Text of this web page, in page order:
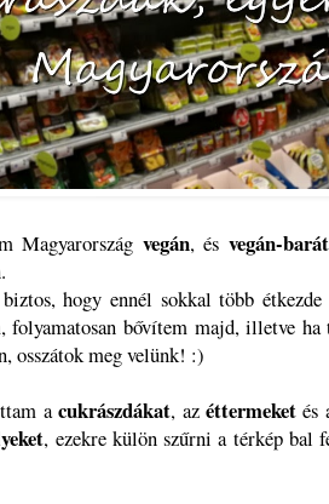
Magyarország vegán, és vegán-
biztos, hogy ennél sokkal több
folyamatosan bővítem majd, illetve
osszátok meg velünk! :)
acukrászdákat, azéttermeketés
, ezekre külön szűrni a térkép bal